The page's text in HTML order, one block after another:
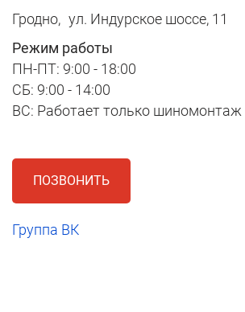
Гродно, ул. Индурское шоссе, 11
Режим работы
ПН-ПТ: 9:00 - 18:00
СБ: 9:00 - 14:00
ВС: Работает только шиномонтаж
ПОЗВОНИТЬ
Группа ВК